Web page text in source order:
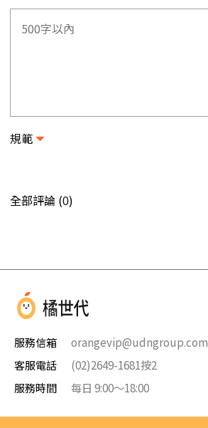
規範
全部評論 (0)
服務信箱
orangevip@udngroup.com
客服電話
(02)2649-1681按2
服務時間
每日 9:00～18:00